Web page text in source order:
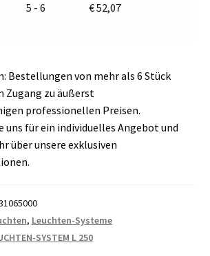
5 - 6 €52,07
Bestellungen von mehr als 6 Stück
Zugang zu äußerst
professionellen Preisen.
uns für ein individuelles Angebot und
über unsere exklusiven
, Leuchten-Systeme
SYSTEM L 250